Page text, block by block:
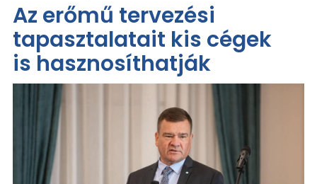
Az erőmű tervezési
tapasztalatait kis cégek
is hasznosíthatják